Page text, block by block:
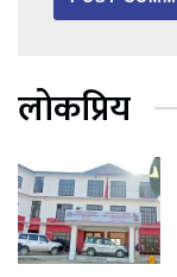
लोकप्रिय